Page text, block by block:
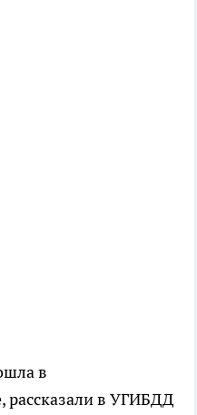
в
рассказали в УГИБДД